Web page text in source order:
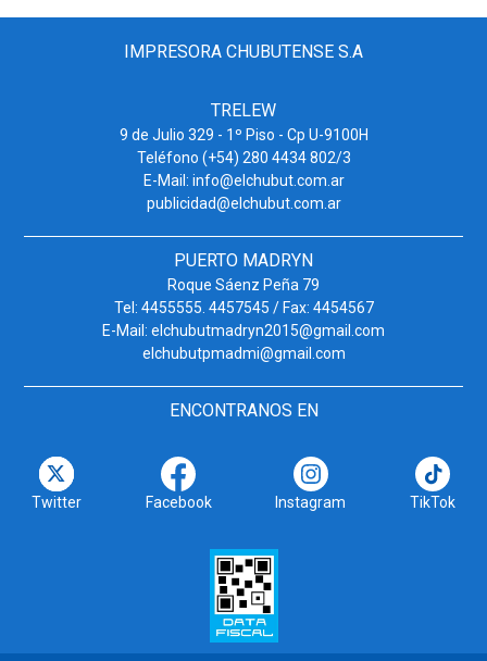
IMPRESORA CHUBUTENSE S.A
TRELEW
9 de Julio 329 - 1º Piso - Cp U-9100H
Teléfono (+54) 280 4434 802/3
E-Mail: info@elchubut.com.ar
publicidad@elchubut.com.ar
PUERTO MADRYN
Roque Sáenz Peña 79
Tel: 4455555. 4457545 / Fax: 4454567
E-Mail: elchubutmadryn2015@gmail.com
elchubutpmadmi@gmail.com
ENCONTRANOS EN
Twitter Facebook Instagram TikTok